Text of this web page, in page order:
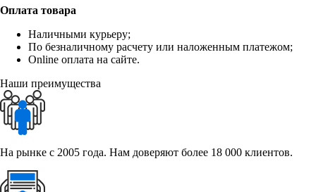
Оплата товара
Наличными курьеру;
По безналичному расчету или наложенным платежом;
Online оплата на сайте.
Наши преимущества
На рынке с 2005 года. Нам доверяют более 18 000 клиентов.